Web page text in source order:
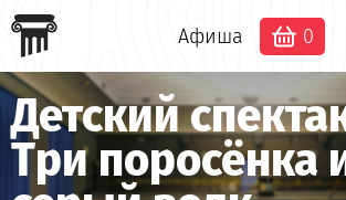
Афиша 0
Детский
Три поросёнка